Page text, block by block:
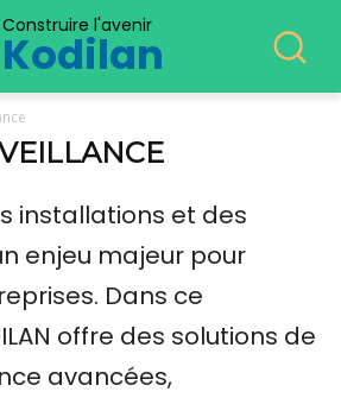
Construire l'avenir
Kodilan
installations et des
enjeu majeur pour
Dans ce
offre des solutions de
avancées,